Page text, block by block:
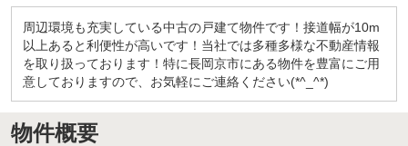
周辺環境も充実している中古の戸建て物件です！接道幅が10m
以上あると利便性が高いです！当社では多種多様な不動産情報
を取り扱っております！特に長岡京市にある物件を豊富にご用
意しておりますので、お気軽にご連絡ください(*^_^*)
物件概要